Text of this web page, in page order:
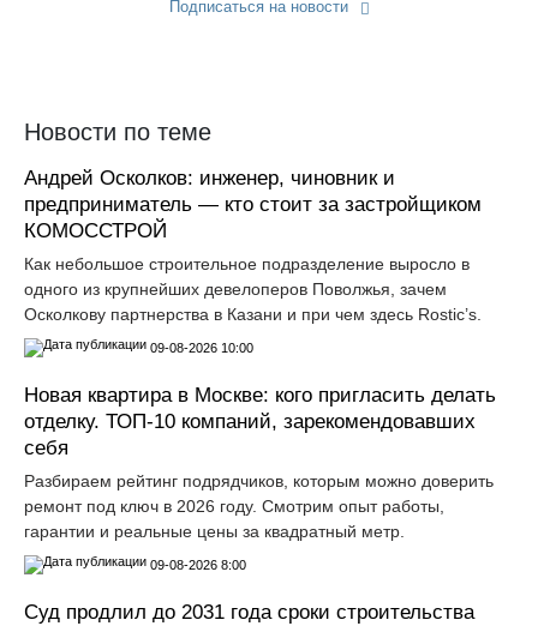
Подписаться на новости
Новости по теме
Андрей Осколков: инженер, чиновник и
предприниматель — кто стоит за застройщиком
КОМОССТРОЙ
Как небольшое строительное подразделение выросло в
одного из крупнейших девелоперов Поволжья, зачем
Осколкову партнерства в Казани и при чем здесь Rostic’s.
09-08-2026 10:00
Новая квартира в Москве: кого пригласить делать
отделку. ТОП-10 компаний, зарекомендовавших
себя
Разбираем рейтинг подрядчиков, которым можно доверить
ремонт под ключ в 2026 году. Смотрим опыт работы,
гарантии и реальные цены за квадратный метр.
09-08-2026 8:00
Суд продлил до 2031 года сроки строительства